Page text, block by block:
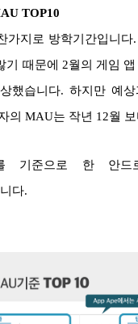
TOP10
가지로 방학기간입니
기 때문에 2월의 게임
했습니다. 하지만 예
의 MAU는 작년 12월
기준으로 한 안드
다.